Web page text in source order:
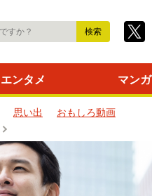
エンタメ マンガ
思い出
おもしろ動画